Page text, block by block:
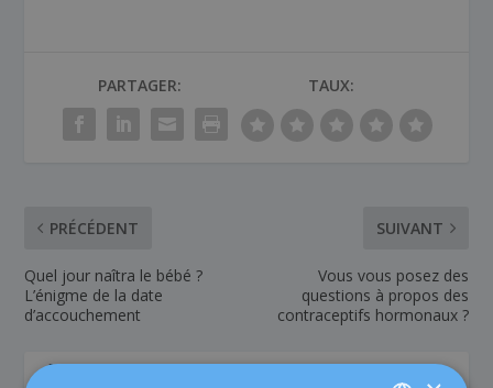
PARTAGER: TAUX:
PRÉCÉDENT
Quel jour naîtra le bébé ?
L’énigme de la date
d’accouchement
SUIVANT
Vous vous posez des
questions à propos des
contraceptifs hormonaux ?
À PROPOS DE L'AUTEUR